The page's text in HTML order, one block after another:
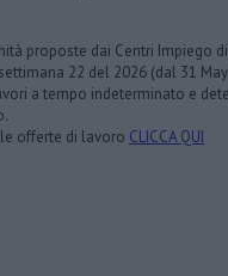
proposte dai Centri Impiego
22 del 2026 (dal 31
a tempo indeterminato e
offerte di lavoro CLICCA QUI